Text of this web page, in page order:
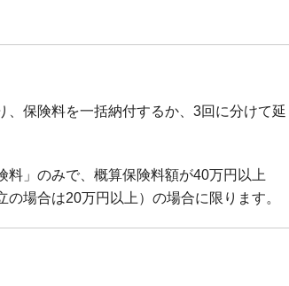
保険料を一括納付するか、3回に分けて延
」のみで、概算保険料額が40万円以上
場合は20万円以上）の場合に限ります。